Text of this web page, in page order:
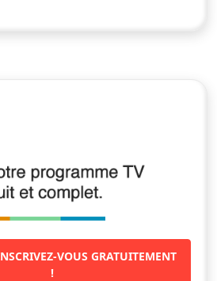
VOUS GRATUITEMENT
!